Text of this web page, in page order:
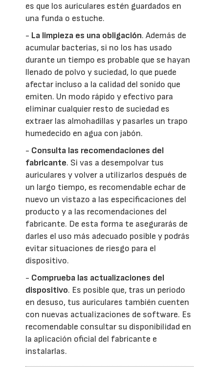
es que los auriculares estén guardados en
una funda o estuche.
- La limpieza es una obligación. Además de
acumular bacterias, si no los has usado
durante un tiempo es probable que se hayan
llenado de polvo y suciedad, lo que puede
afectar incluso a la calidad del sonido que
emiten. Un modo rápido y efectivo para
eliminar cualquier resto de suciedad es
extraer las almohadillas y pasarles un trapo
humedecido en agua con jabón.
- Consulta las recomendaciones del
fabricante. Si vas a desempolvar tus
auriculares y volver a utilizarlos después de
un largo tiempo, es recomendable echar de
nuevo un vistazo a las especificaciones del
producto y a las recomendaciones del
fabricante. De esta forma te asegurarás de
darles el uso más adecuado posible y podrás
evitar situaciones de riesgo para el
dispositivo.
- Comprueba las actualizaciones del
dispositivo. Es posible que, tras un periodo
en desuso, tus auriculares también cuenten
con nuevas actualizaciones de software. Es
recomendable consultar su disponibilidad en
la aplicación oficial del fabricante e
instalarlas.